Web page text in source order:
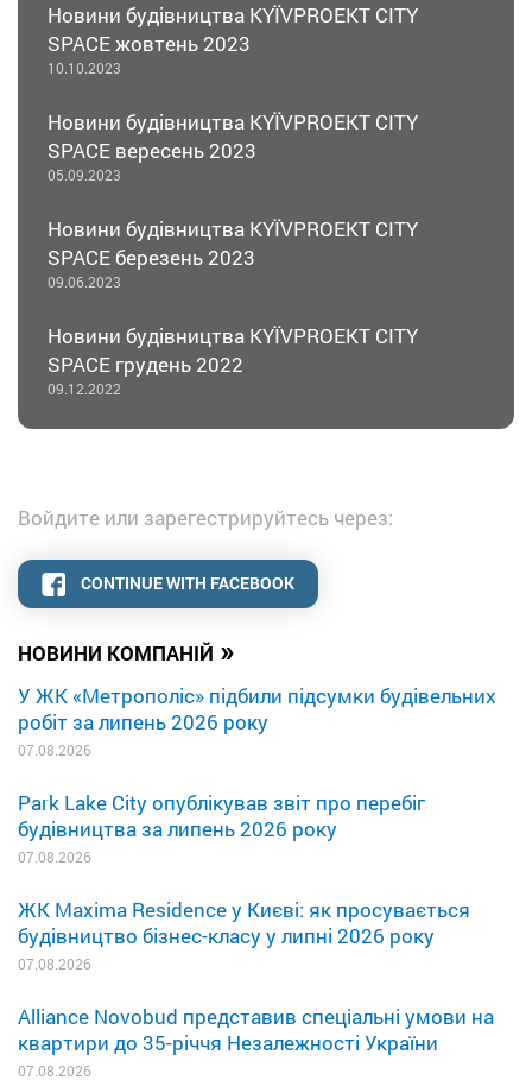
НОВИНИ КОМПАНІЙ »
У ЖК «Метрополіс» підбили підсумки будівельних
робіт за липень 2026 року
07.08.2026
Park Lake City опублікував звіт про перебіг
будівництва за липень 2026 року
07.08.2026
ЖК Maxima Residence у Києві: як просувається
будівництво бізнес-класу у липні 2026 року
07.08.2026
Alliance Novobud представив спеціальні умови на
квартири до 35-річчя Незалежності України
07.08.2026
Новини будівництва KYЇVPROEKT CITY
SPACE жовтень 2023
10.10.2023
Новини будівництва KYЇVPROEKT CITY
SPACE вересень 2023
05.09.2023
Новини будівництва KYЇVPROEKT CITY
SPACE березень 2023
09.06.2023
Новини будівництва KYЇVPROEKT CITY
SPACE грудень 2022
09.12.2022
Войдите или зарегестрируйтесь через:
CONTINUE WITH FACEBOOK